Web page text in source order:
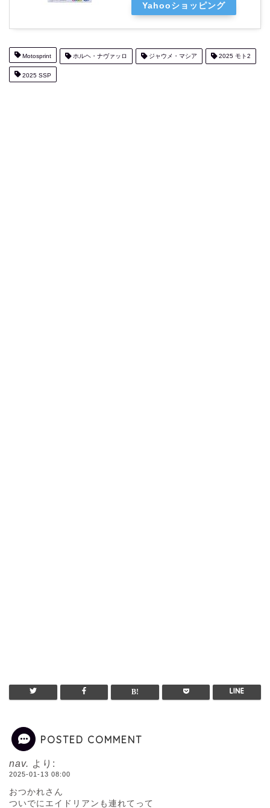
Yahooショッピング
Motosprint ホルヘ・ナヴァッロ ジャウメ・マシア 2025 モト2
2025 SSP
POSTED COMMENT
nav. より:
2025-01-13 08:00
おつかれさん
ついでにエイドリアンも連れてって